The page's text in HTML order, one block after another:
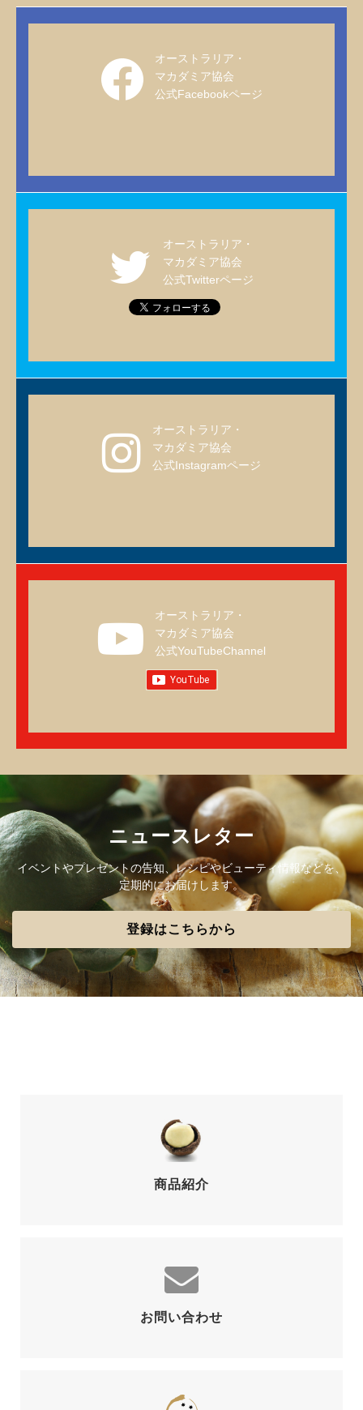
オーストラリア・
マカダミア協会
公式Facebookページ
オーストラリア・
マカダミア協会
公式Twitterページ
オーストラリア・
マカダミア協会
公式Instagramページ
オーストラリア・
マカダミア協会
公式YouTubeChannel
ニュースレター
イベントやプレゼントの告知、レシピやビューティ情報などを、
定期的にお届けします。
登録はこちらから
商品紹介
お問い合わせ